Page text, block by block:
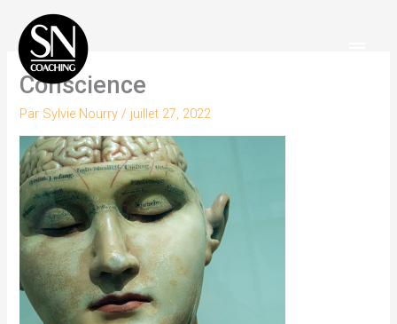
contenu
Conscience
Par Sylvie Nourry/ juillet 27, 2022